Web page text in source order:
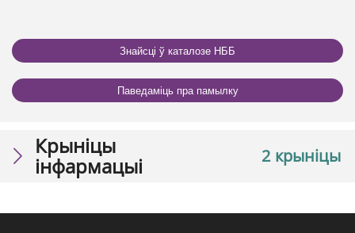
Знайсці ў каталозе НББ
Паведаміць пра памылку
2 крыніцы
Крыніцы
інфармацыі